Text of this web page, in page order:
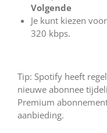
Volgende
Je kunt kiezen
320 kbps.
Tip: Spotify heeft
nieuwe abonnee
Premium
aanbieding.